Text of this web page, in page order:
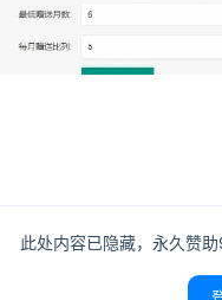
此处内容已隐藏，永久赞